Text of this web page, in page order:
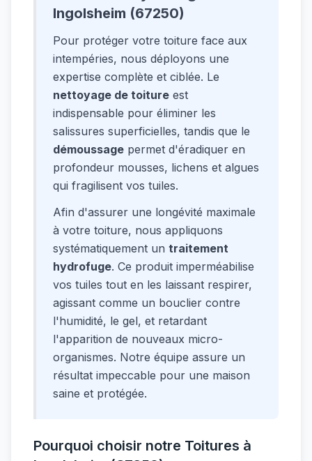
Ingolsheim (67250)
Pour protéger votre toiture face aux
intempéries, nous déployons une
expertise complète et ciblée. Le
nettoyage de toiture est
indispensable pour éliminer les
salissures superficielles, tandis que le
démoussage permet d'éradiquer en
profondeur mousses, lichens et algues
qui fragilisent vos tuiles.
Afin d'assurer une longévité maximale
à votre toiture, nous appliquons
systématiquement un traitement
hydrofuge. Ce produit imperméabilise
vos tuiles tout en les laissant respirer,
agissant comme un bouclier contre
l'humidité, le gel, et retardant
l'apparition de nouveaux micro-
organismes. Notre équipe assure un
résultat impeccable pour une maison
saine et protégée.
Pourquoi choisir notre Toitures à